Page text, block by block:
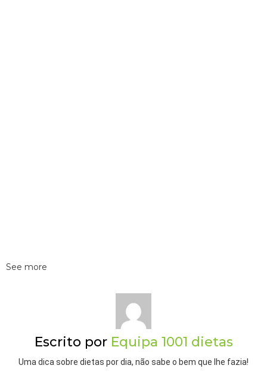
See more
Escrito por Equipa 1001 dietas
Uma dica sobre dietas por dia, não sabe o bem que lhe fazia!